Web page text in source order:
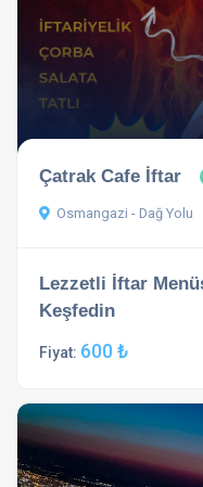
Çatrak Cafe İftar
Osmangazi - Dağ Yolu
Lezzetli İftar
Keşfedin
Fiyat: 600 ₺